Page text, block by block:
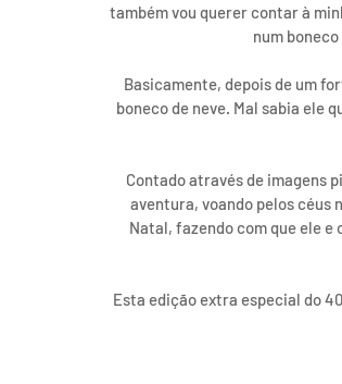
também vou querer contar à
num
Basicamente, depois de um
boneco de neve. Mal sabia ele
Contado através de imagens
aventura, voando pelos céus
Natal, fazendo com que ele
Esta edição extra especial do